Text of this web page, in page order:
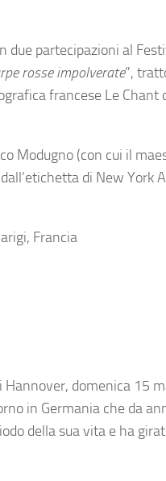
due partecipazioni al
rosse impolverate”,
francese Le Chant
Modugno (con cui il
di New York
Francia
Hannover, domenica 15
in Germania che da
della sua vita e ha